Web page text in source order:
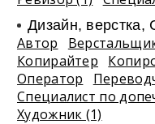
Дизайн,
Автор
Копирайтер
Оператор
Специалист по
Художник (1)